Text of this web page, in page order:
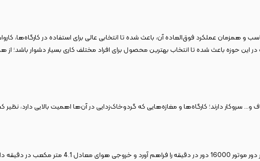
5655 یک بلوور برقی 680 وات است که قیمت مناسب و همزمان عملکرد فوق‌العاده آن، باعث شده تا انتخابی عالی برای
و… سروکار دارند؛ کارگاه‌ها و مغازه‌هایی که گردوخاک‌زدایی در آن‌ها اهمیت بالایی دارد،
این بلوور به یک موتور قدرتمند 680 واتی مجهز شده است؛ این